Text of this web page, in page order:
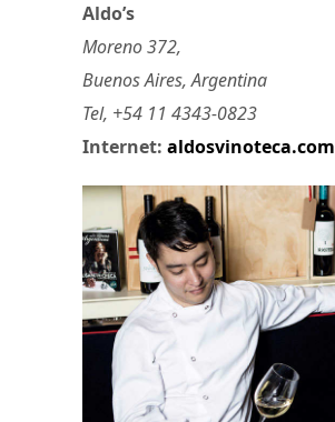
Aldo’s
Moreno 372,
Buenos Aires, Argentina
Tel, +54 11 4343-0823
Internet: aldosvinoteca.com